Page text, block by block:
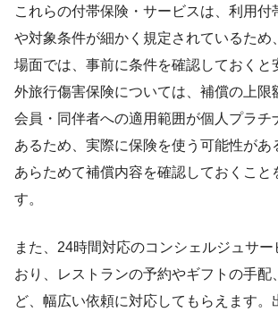
これらの付帯保険・サービスは、利用付
や対象条件が細かく規定されているため
場面では、事前に条件を確認しておくと
外旅行傷害保険については、補償の上限
会員・同伴者への適用範囲が個人プラチ
あるため、実際に保険を使う可能性があ
あらためて補償内容を確認しておくこと
す。
また、24時間対応のコンシェルジュサー
おり、レストランの予約やギフトの手配
ど、幅広い依頼に対応してもらえます。